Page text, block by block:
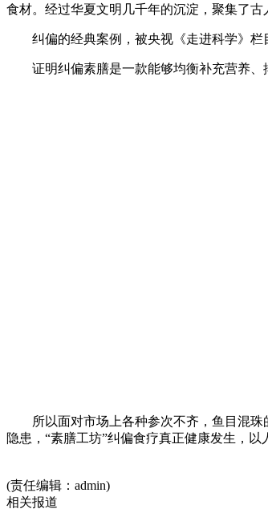
食材。经过华夏文明几千年的沉淀，聚集了
纠偏的经典案例，被央视《走进科学》栏
证明纠偏素膳是一款能够均衡补充营养、
所以面对市场上各种参次不齐，鱼目混珠
隐患，“素膳工坊”纠偏食疗真正健康发生，
(责任编辑：admin)
相关报道